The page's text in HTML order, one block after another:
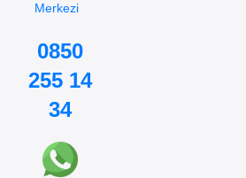
Merkezi
0850
255 14
34